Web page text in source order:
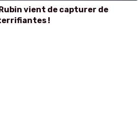
vient de capturer de
!